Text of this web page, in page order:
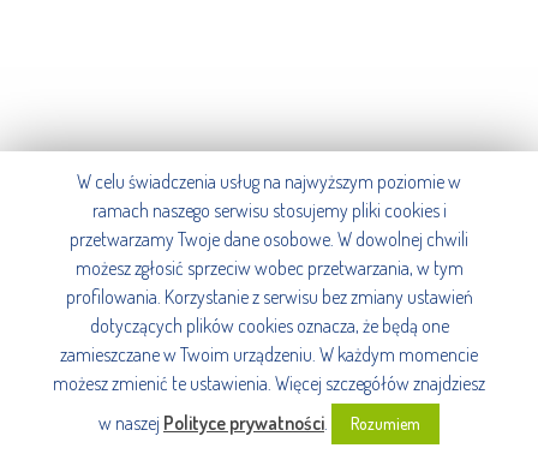
W celu świadczenia usług na najwyższym poziomie w
ramach naszego serwisu stosujemy pliki cookies i
przetwarzamy Twoje dane osobowe. W dowolnej chwili
możesz zgłosić sprzeciw wobec przetwarzania, w tym
profilowania. Korzystanie z serwisu bez zmiany ustawień
dotyczących plików cookies oznacza, że będą one
zamieszczane w Twoim urządzeniu. W każdym momencie
możesz zmienić te ustawienia. Więcej szczegółów znajdziesz
w naszej Polityce prywatności. Rozumiem